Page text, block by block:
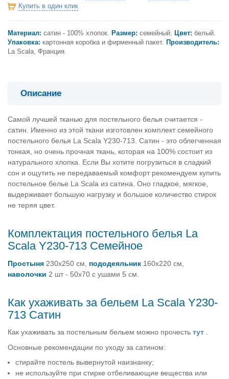
Купить в один клик
Материал: сатин - 100% хлопок. Размер: семейный. Цвет: белый.
Упаковка: картонная коробка и фирменный пакет. Производитель:
La Scala, Франция.
Описание
Самой лучшей тканью для постельного белья считается -
сатин. Именно из этой ткани изготовлен комплект семейного
постельного белья La Scala Y230-713. Сатин - это облегченная
тонкая, но очень прочная ткань, которая на 100% состоит из
натурального хлопка. Если Вы хотите погрузиться в сладкий
сон и ощутить не передаваемый комфорт рекомендуем купить
постельное белье La Scala из сатина. Оно гладкое, мягкое,
выдерживает большую нагрузку и большое количество стирок
не теряя цвет.
Комплектация постельного белья La
Scala Y230-713 Семейное
Простыня 230х250 см, пододеяльник 160х220 см,
наволочки 2 шт - 50х70 с ушами 5 см.
Как ухаживать за бельем La Scala Y230-
713 Сатин
Как ухаживать за постельным бельем можно прочесть тут .
Основные рекомендации по уходу за сатином:
стирайте постель вывернутой наизнанку;
не используйте при стирке отбеливающие вещества или